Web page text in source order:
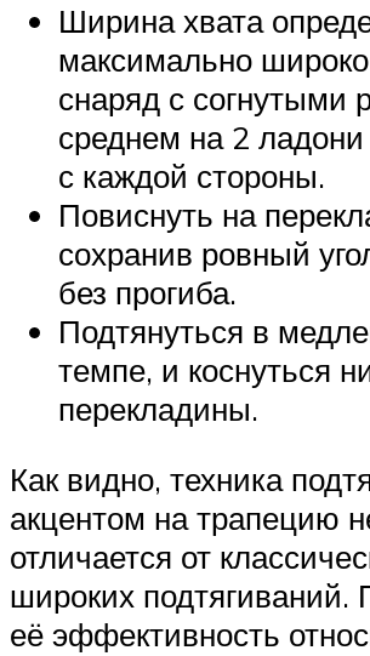
Ширина хвата
максимально
снаряд с согнутыми
среднем на 2
с каждой стороны.
Повиснуть на
сохранив ровный
без прогиба.
Подтянуться в
темпе, и коснуться
перекладины.
Как видно, техника
акцентом на трапецию
отличается от
широких подтягиваний.
её эффективность